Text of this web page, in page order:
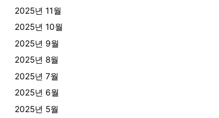
2025년 11월
2025년 10월
2025년 9월
2025년 8월
2025년 7월
2025년 6월
2025년 5월